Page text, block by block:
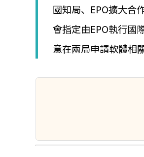
智
財
權
顧
問
利
專
國知局、EPO擴大合
會指定由EPO執行國
意在兩局申請軟體相